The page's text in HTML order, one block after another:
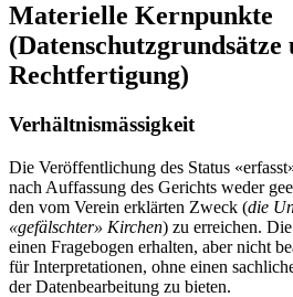
Materielle Kernpunkte
(Datenschutzgrundsätze
Rechtfertigung)
Verhältnismässigkeit
Die Veröffentlichung des Status
nach Auffassung des Gerichts weder
den vom Verein erklärten Zweck (die
«gefälschter» Kirchen) zu erreichen.
einen Fragebogen erhalten, aber nicht
für Interpretationen, ohne einen
der Datenbearbeitung zu bieten.